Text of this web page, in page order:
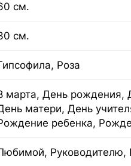
см.
см.
Роза
марта, День рождения,
матери, День
ребенка,